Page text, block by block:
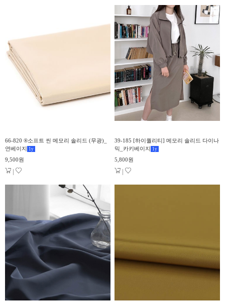
66-820 ®소프트 씬 메모리 솔리드 (무광)_
연베이지 1 y
9,500원
|
39-185 [하이퀄리티] 메모리 솔리드 다이나
믹_카키베이지 1 y
5,800원
|